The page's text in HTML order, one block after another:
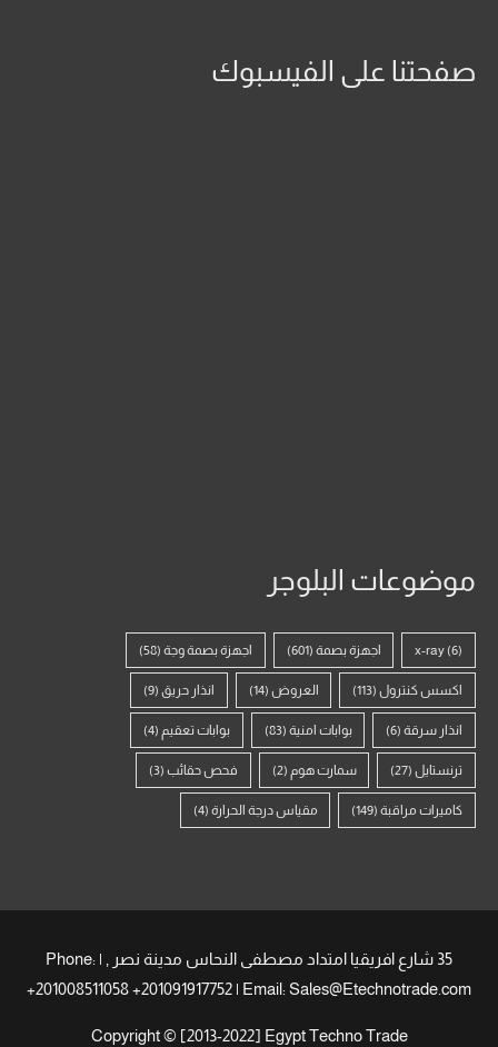
صفحتنا على الفيسبوك
موضوعات البلوجر
x-ray (6) اجهزة بصمة (601) اجهزة بصمة وجة(58)
اكسس كنترول(113) العروض (14) انذار حريق(9)
انذار سرقة(6) بوابات امنية (83) بوابات تعقيم (4)
ترنستايل(27) سمارت هوم (2) فحص حقائب(3)
كاميرات مراقبة(149) مقياس درجة الحرارة (4)
35 شارع افريقيا امتداد مصطفى النحاس مدينة نصر , | Phone:
+201008511058 +201091917752 | Email: Sales@Etechnotrade.com
Copyright © [2013-2022] Egypt Techno Trade